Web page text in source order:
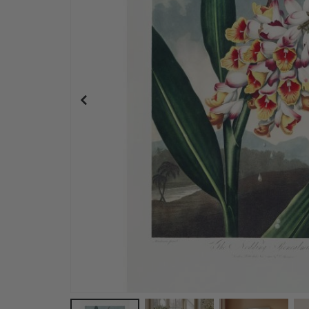
Namensaufkleber Selbstklebende für kleidung -